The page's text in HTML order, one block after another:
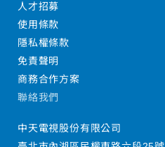
人才招募
使用條款
隱私權條款
免責聲明
商務合作方案
聯絡我們
中天電視股份有限公司